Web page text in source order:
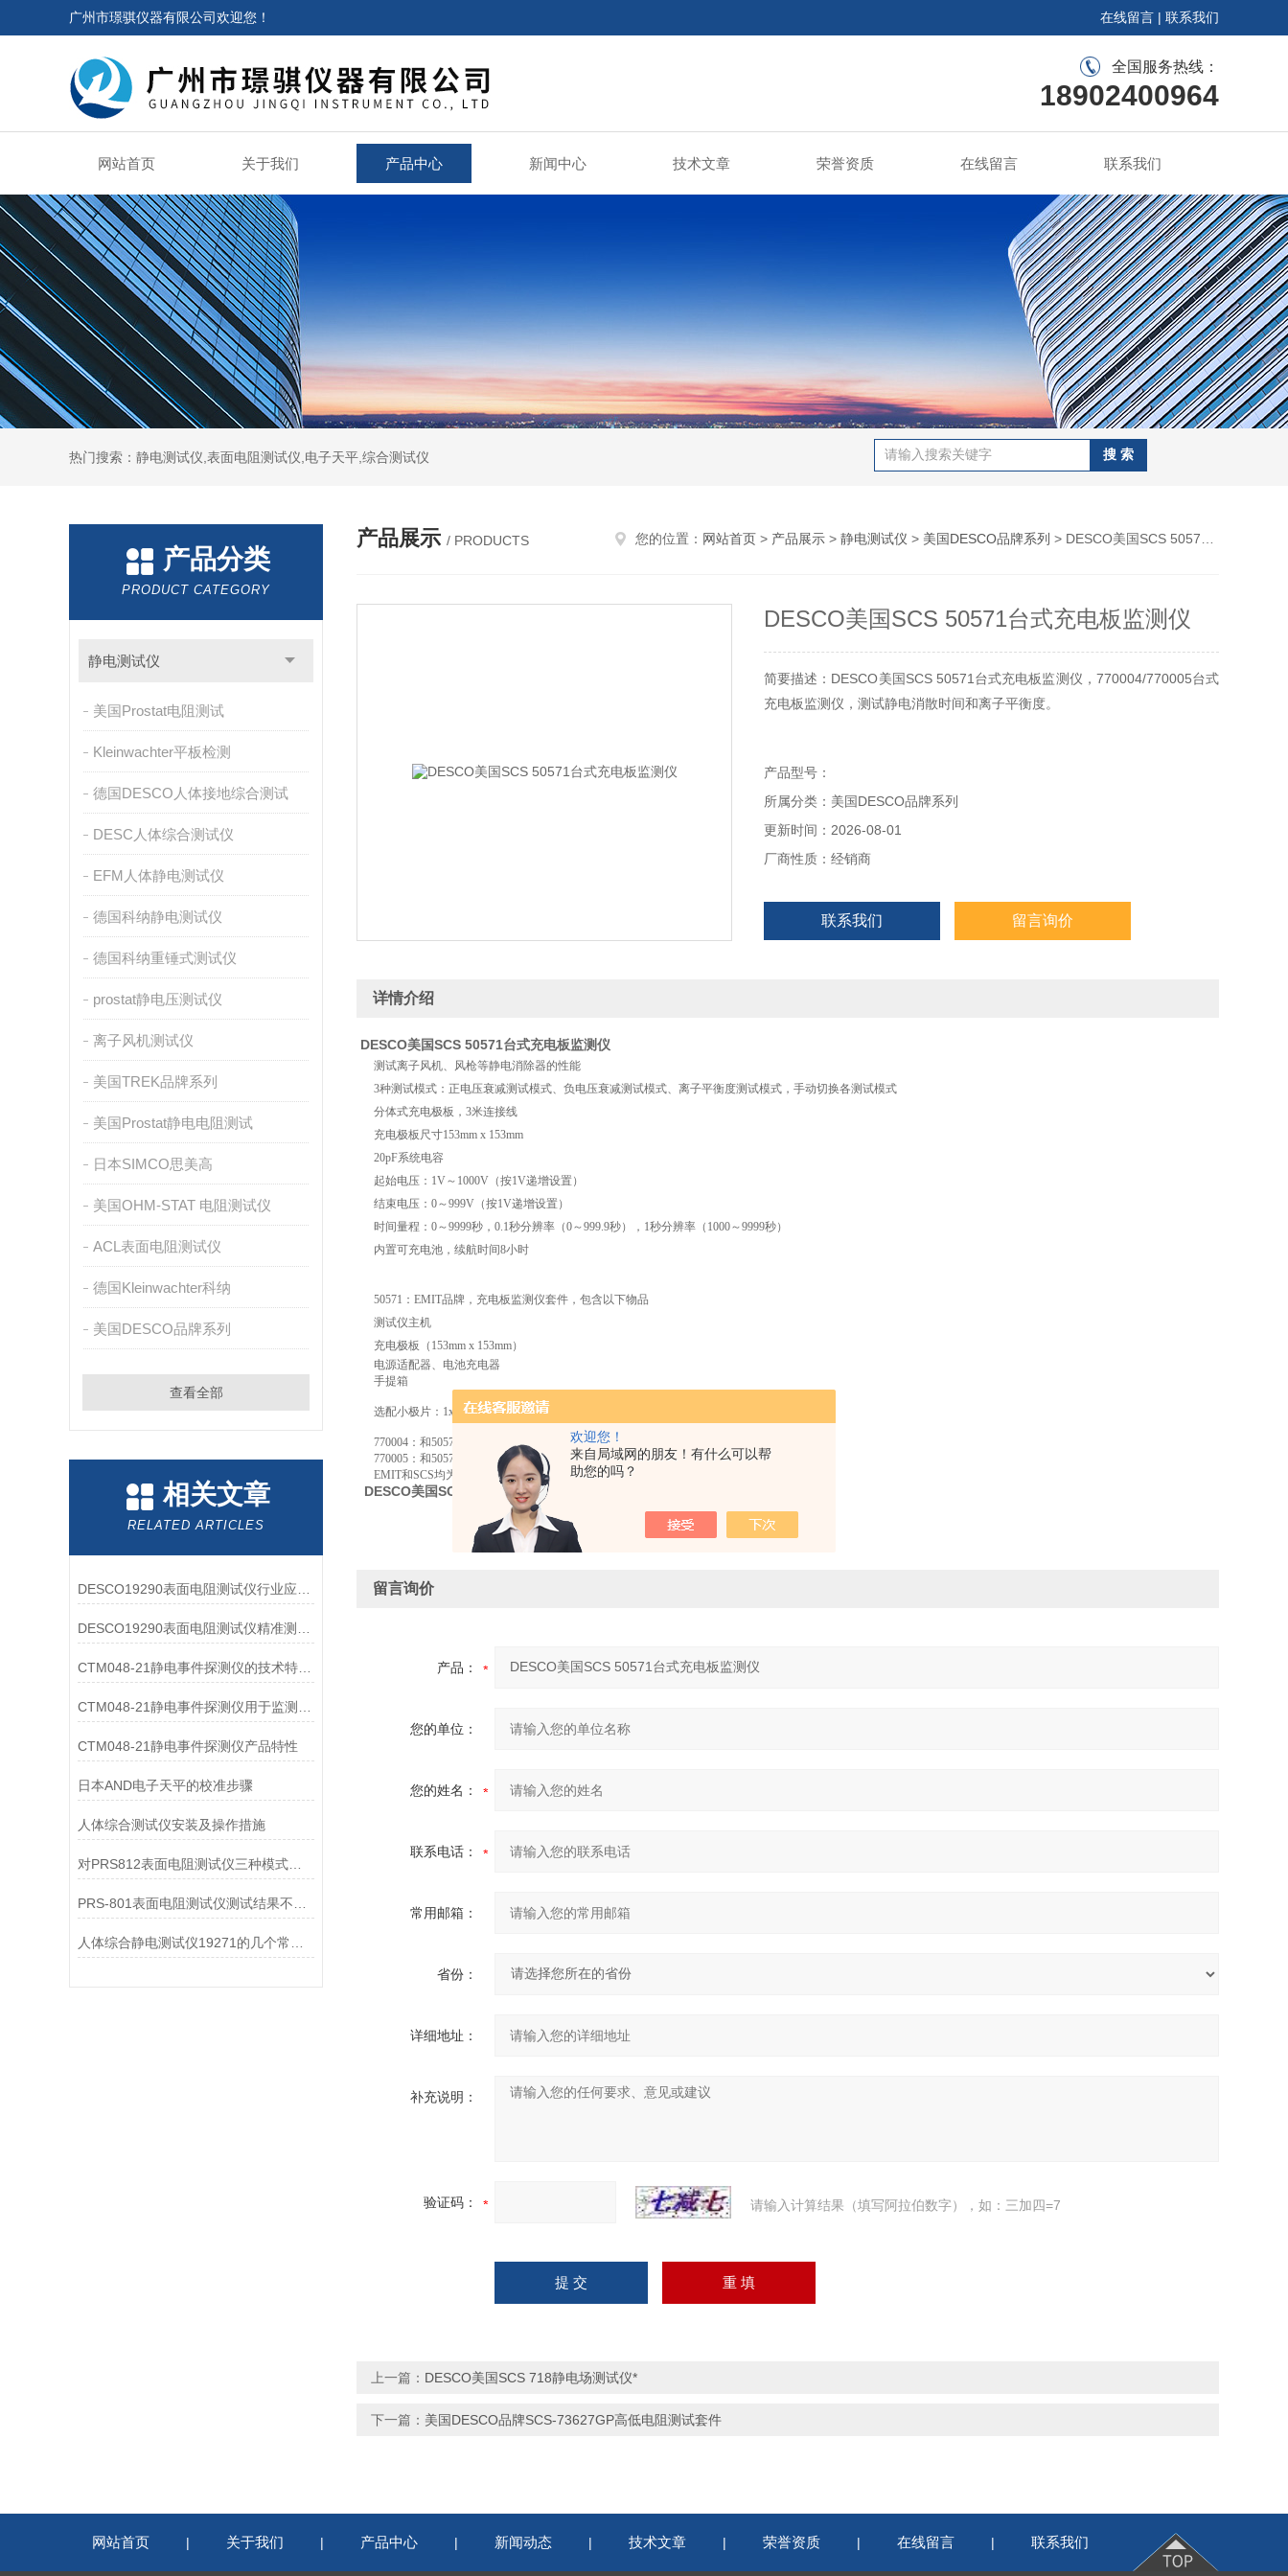
欢迎您！
来自局域网的朋友！有什么可以帮
助您的吗？
广州市璟骐仪器有限公司欢迎您！ 在线留言 | 联系我们
全国服务热线：
18902400964
网站首页 关于我们 产品中心 新闻中心 技术文章 荣誉资质 在线留言 联系我们
热门搜索：静电测试仪,表面电阻测试仪,电子天平,综合测试仪
产品分类
PRODUCT CATEGORY
静电测试仪
美国Prostat电阻测试
Kleinwachter平板检测
德国DESCO人体接地综合测试
DESC人体综合测试仪
EFM人体静电测试仪
德国科纳静电测试仪
德国科纳重锤式测试仪
prostat静电压测试仪
离子风机测试仪
美国TREK品牌系列
美国Prostat静电电阻测试
日本SIMCO思美高
美国OHM-STAT 电阻测试仪
ACL表面电阻测试仪
德国Kleinwachter科纳
美国DESCO品牌系列
查看全部
相关文章
RELATED ARTICLES
CTM048-21静电事件探测仪的技术特点解读
CTM048-21静电事件探测仪产品特性
日本AND电子天平的校准步骤
人体综合测试仪安装及操作措施
对PRS812表面电阻测试仪三种模式的详细介绍
产品展示 / PRODUCTS 您的位置： 网站首页 > 产品展示 > 静电测试仪 > 美国DESCO品牌系列 > DESCO美国SCS 50571台式充电板监测仪
DESCO美国SCS 50571台式充电板监测仪
简要描述：DESCO美国SCS 50571台式充电板监测仪，770004/770005台式
充电板监测仪，测试静电消散时间和离子平衡度。
产品型号：
所属分类：美国DESCO品牌系列
更新时间：2026-08-01
厂商性质：经销商
联系我们 留言询价
详情介绍
DESCO美国SCS 50571台式充电板监测仪
测试离子风机、风枪等静电消除器的性能
3种测试模式：正电压衰减测试模式、负电压衰减测试模式、离子平衡度测试模式，手动切换各测试模式
分体式充电极板，3米连接线
充电极板尺寸153mm x 153mm
20pF系统电容
起始电压：1V～1000V（按1V递增设置）
结束电压：0～999V（按1V递增设置）
时间量程：0～9999秒，0.1秒分辨率（0～999.9秒），1秒分辨率（1000～9999秒）
内置可充电池，续航时间8小时
50571：EMIT品牌，充电板监测仪套件，包含以下物品
测试仪主机
充电极板（153mm x 153mm）
电源适配器、电池充电器
手提箱
选配小极片：1x1英寸
770004：和50571同一产品，SCS品牌，含美式插头电源线
770005：和50571同一产品，SCS品牌，不含电源线
EMIT和SCS均为DESCO子品牌
DESCO美国SCS 50571台式充电板监测仪
留言询价
产品：
您的单位：
您的姓名：
联系电话：
常用邮箱：
省份：
详细地址：
补充说明：
验证码： 请输入计算结果（填写阿拉伯数字），如：三加四=7
上一篇： DESCO美国SCS 718静电场测试仪*
下一篇： 美国DESCO品牌SCS-73627GP高低电阻测试套件
网站首页 | 关于我们 | 产品中心 | 新闻动态 | 技术文章 | 荣誉资质 | 在线留言 | 联系我们